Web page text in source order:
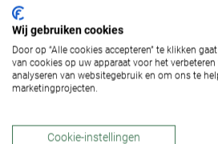
Space
48 Kleuren & Materialen|177 Varianten
Wij gebruiken cookies
Door op “Alle cookies accepteren” te klikken
van cookies op uw apparaat voor het
analyseren van websitegebruik en om ons te
marketingprojecten.
Cookie-instellingen